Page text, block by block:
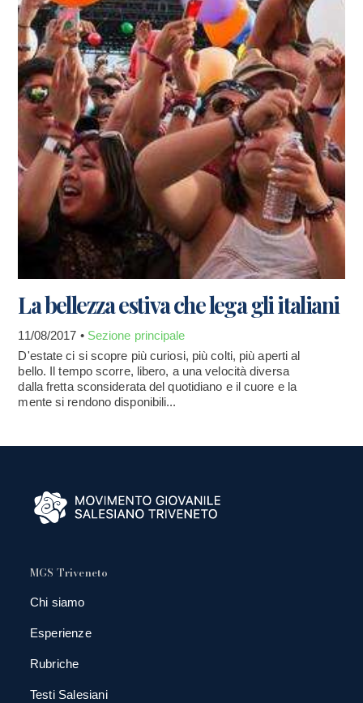
La bellezza estiva che lega gli italiani
11/08/2017 • Sezione principale
D'estate ci si scopre più curiosi, più colti, più aperti al
bello. Il tempo scorre, libero, a una velocità diversa
dalla fretta sconsiderata del quotidiano e il cuore e la
mente si rendono disponibili...
MGS Triveneto
Chi siamo
Esperienze
Rubriche
Testi Salesiani